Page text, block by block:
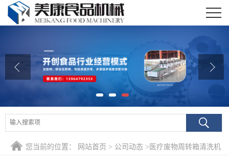
公司介绍
公司动态
产品展厅
联系我们
您当前的位置： 网站首页 > 公司动态 > 医疗废物周转箱清洗机